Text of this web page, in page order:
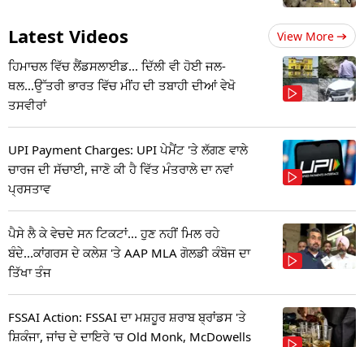
Latest Videos View More
ਹਿਮਾਚਲ ਵਿੱਚ ਲੈਂਡਸਲਾਈਡ... ਦਿੱਲੀ ਵੀ ਹੋਈ ਜਲ-
ਥਲ...ਉੱਤਰੀ ਭਾਰਤ ਵਿੱਚ ਮੀਂਹ ਦੀ ਤਬਾਹੀ ਦੀਆਂ ਵੇਖੋ
ਤਸਵੀਰਾਂ
UPI Payment Charges: UPI ਪੇਮੈਂਟ 'ਤੇ ਲੱਗਣ ਵਾਲੇ
ਚਾਰਜ ਦੀ ਸੱਚਾਈ, ਜਾਣੋ ਕੀ ਹੈ ਵਿੱਤ ਮੰਤਰਾਲੇ ਦਾ ਨਵਾਂ
ਪ੍ਰਸਤਾਵ
ਪੈਸੇ ਲੈ ਕੇ ਵੇਚਦੇ ਸਨ ਟਿਕਟਾਂ... ਹੁਣ ਨਹੀਂ ਮਿਲ ਰਹੇ
ਬੰਦੇ...ਕਾਂਗਰਸ ਦੇ ਕਲੇਸ਼ 'ਤੇ AAP MLA ਗੋਲਡੀ ਕੰਬੋਜ ਦਾ
ਤਿੱਖਾ ਤੰਜ
FSSAI Action: FSSAI ਦਾ ਮਸ਼ਹੂਰ ਸ਼ਰਾਬ ਬ੍ਰਾਂਡਸ 'ਤੇ
ਸ਼ਿਕੰਜਾ, ਜਾਂਚ ਦੇ ਦਾਇਰੇ 'ਚ Old Monk, McDowells